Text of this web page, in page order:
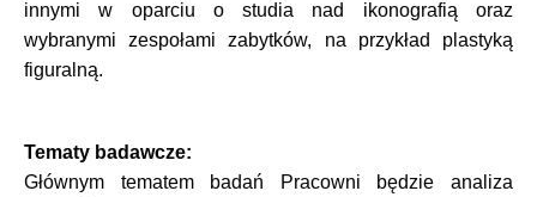
innymi w oparciu o studia nad ikonografią oraz
wybranymi zespołami zabytków, na przykład plastyką
figuralną.
Tematy badawcze:
Głównym tematem badań Pracowni będzie analiza